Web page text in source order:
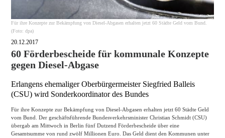
Für ihre Konzepte zur Bekämpfung von Diesel-Abgasen erhalten jetzt 60 Städte Geld vom Bund.
(Foto: dpa)
20.12.2017
60 Förderbescheide für kommunale Konzepte
gegen Diesel-Abgase
Erlangens ehemaliger Oberbürgermeister Siegfried Balleis
(CSU) wird Sonderkoordinator des Bundes
Für ihre Konzepte zur Bekämpfung von Diesel-Abgasen erhalten jetzt 60 Städte Geld
vom Bund. Der geschäftsführende Bundesverkehrsminister Christian Schmidt (CSU)
übergab am Mittwoch in Berlin fünf Dutzend Förderbescheide über eine
Gesamtsumme von rund zwölf Millionen Euro. Das Geld dient den Kommunen unter